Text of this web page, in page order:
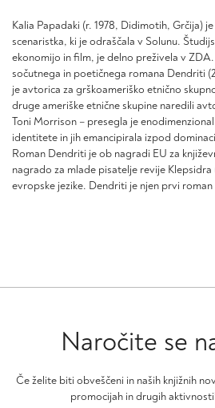
Kalia Papadaki (r. 1978, Didimotih, Grčija)
scenaristka, ki je odraščala v Solunu.
ekonomijo in film, je delno preživela v
sočutnega in poetičnega romana Dendriti
je avtorica za grškoameriško etnično
druge ameriške etnične skupine naredili
Toni Morrison – presegla je
identitete in jih emancipirala izpod
Roman Dendriti je ob nagradi EU za
nagrado za mlade pisatelje revije
evropske jezike. Dendriti je njen prvi
Naročite se
Če želite biti obveščeni in naših knjižnih
promocijah in drugih